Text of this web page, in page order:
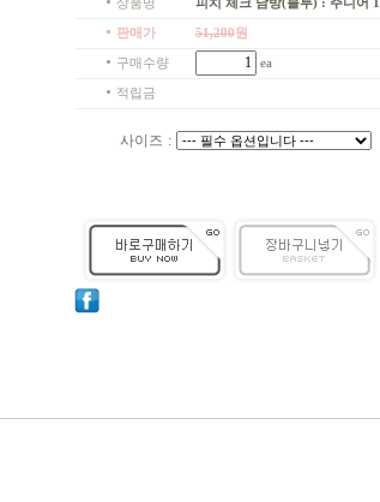
판매가 51,200원
구매수량 ea
적립금
사이즈 :